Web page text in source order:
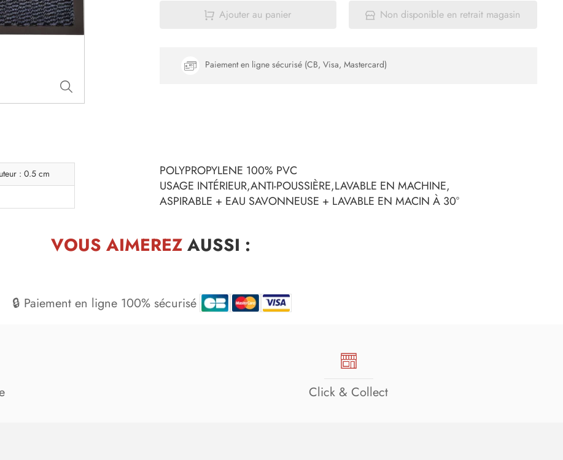
Ajouter au panier Non disponible en retrait magasin
Paiement en ligne sécurisé (CB, Visa, Mastercard)
: 0.5 cm
POLYPROPYLENE 100% PVC
USAGE INTÉRIEUR,ANTI-POUSSIÈRE,LAVABLE EN MACHINE,
ASPIRABLE + EAU SAVONNEUSE + LAVABLE EN MACIN À 30°
VOUS AIMEREZAUSSI :
🔒 Paiement en ligne 100% sécurisé
Click & Collect